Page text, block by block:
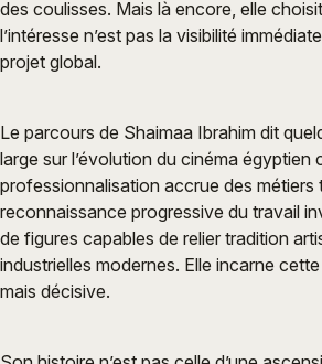
des coulisses. Mais là encore, elle
l’intéresse n’est pas la visibilité
projet global.
Le parcours de Shaimaa Ibrahim dit
large sur l’évolution du cinéma égyptien
professionnalisation accrue des métiers
reconnaissance progressive du travail
de figures capables de relier tradition
industrielles modernes. Elle incarne
mais décisive.